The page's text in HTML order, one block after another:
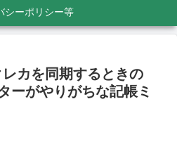
シーポリシー等
レカを同期するときの
ーがやりがちな記帳ミ